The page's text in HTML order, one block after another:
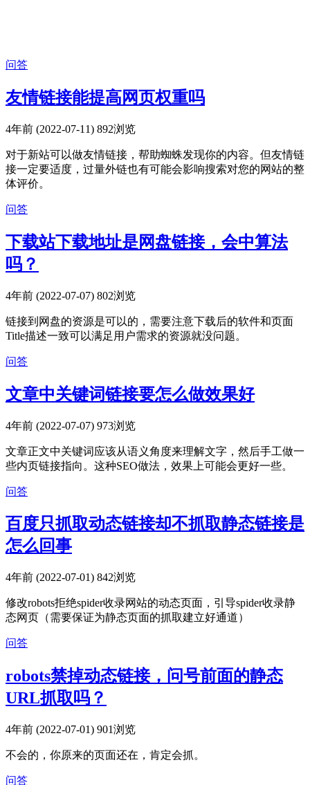
问答
友情链接能提高网页权重吗
4年前 (2022-07-11) 892浏览
对于新站可以做友情链接，帮助蜘蛛发现你的内容。但友情链
接一定要适度，过量外链也有可能会影响搜索对您的网站的整
体评价。
问答
下载站下载地址是网盘链接，会中算法
吗？
4年前 (2022-07-07) 802浏览
链接到网盘的资源是可以的，需要注意下载后的软件和页面
Title描述一致可以满足用户需求的资源就没问题。
问答
文章中关键词链接要怎么做效果好
4年前 (2022-07-07) 973浏览
文章正文中关键词应该从语义角度来理解文字，然后手工做一
些内页链接指向。这种SEO做法，效果上可能会更好一些。
问答
百度只抓取动态链接却不抓取静态链接是
怎么回事
4年前 (2022-07-01) 842浏览
修改robots拒绝spider收录网站的动态页面，引导spider收录静
态网页（需要保证为静态页面的抓取建立好通道）
问答
robots禁掉动态链接，问号前面的静态
URL抓取吗？
4年前 (2022-07-01) 901浏览
不会的，你原来的页面还在，肯定会抓。
问答